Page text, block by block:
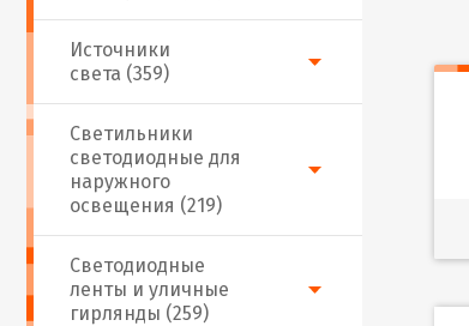
Источники
света (359)
Светодиодные
ленты и уличные
гирлянды (259)
Светильники
светодиодные для
наружного
освещения (219)